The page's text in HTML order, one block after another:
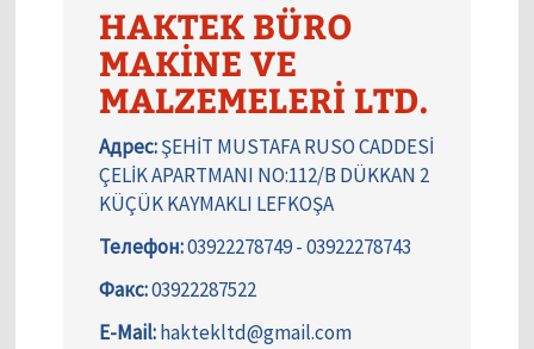
HAKTEK BÜRO
MAKİNE VE
MALZEMELERİ LTD.
Адрес:ŞEHİT MUSTAFA RUSO CADDESİ
ÇELİK APARTMANI NO:112/B DÜKKAN 2
KÜÇÜK KAYMAKLI LEFKOŞA
Телефон:03922278749 - 03922278743
Факс:03922287522
E-Mail:haktekltd@gmail.com